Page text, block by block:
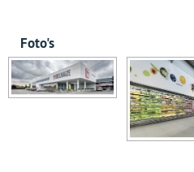
Foto's